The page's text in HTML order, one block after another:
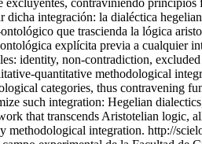
contraviniendo
integración: la dialéctica
que trascienda la lógica
explícita previa a
identity, non-contradiction,
quantitative methodological
categories, thus contravening
such integration: Hegelian
that transcends Aristotelian
methodological integration. http://